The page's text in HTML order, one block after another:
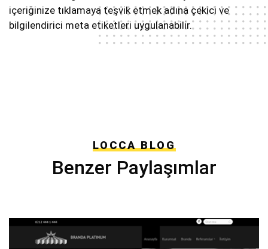
içeriğinize tıklamaya teşvik etmek adına çekici ve
bilgilendirici meta etiketleri uygulanabilir.
LOCCA BLOG
Benzer Paylaşımlar